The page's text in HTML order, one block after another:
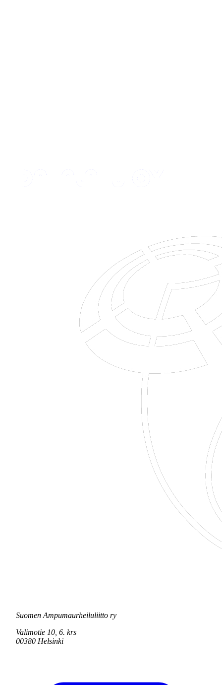
Suomen Ampumaurheiluliitto ry
Valimotie 10, 6. krs
00380 Helsinki